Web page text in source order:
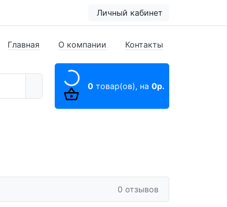
Личный кабинет
Главная О компании Контакты
0 товар(ов), на 0р.
0 отзывов